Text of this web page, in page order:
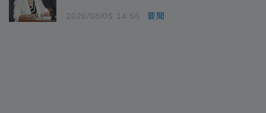
2026/08/05 14:56 要聞